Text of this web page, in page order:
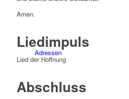
Adressen
Amen.
Liedimpuls
Lied der Hoffnung
Abschluss